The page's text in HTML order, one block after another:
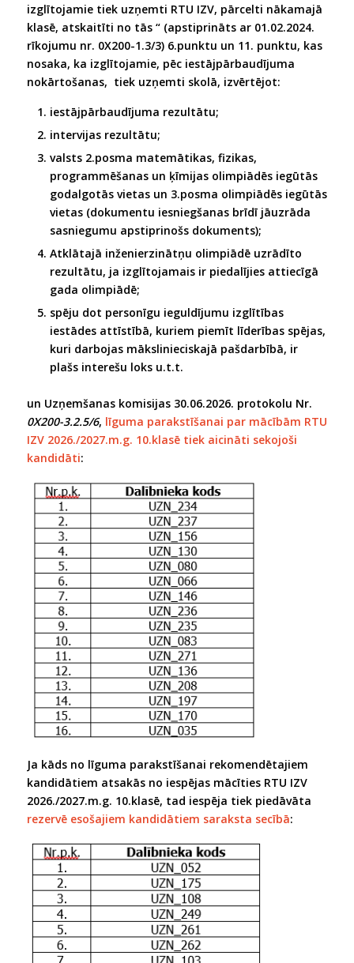
izglītojamie tiek uzņemti RTU IZV, pārcelti nākamajā
klasē, atskaitīti no tās “ (apstiprināts ar 01.02.2024.
rīkojumu nr. 0X200-1.3/3) 6.punktu un 11. punktu, kas
nosaka, ka izglītojamie, pēc iestājpārbaudījuma
nokārtošanas, tiek uzņemti skolā, izvērtējot:
iestājpārbaudījuma rezultātu;
intervijas rezultātu;
valsts 2.posma matemātikas, fizikas,
programmēšanas un ķīmijas olimpiādēs iegūtās
godalgotās vietas un 3.posma olimpiādēs iegūtās
vietas (dokumentu iesniegšanas brīdī jāuzrāda
sasniegumu apstiprinošs dokuments);
Atklātajā inženierzinātņu olimpiādē uzrādīto
rezultātu, ja izglītojamais ir piedalījies attiecīgā
gada olimpiādē;
spēju dot personīgu ieguldījumu izglītības
iestādes attīstībā, kuriem piemīt līderības spējas,
kuri darbojas mākslinieciskajā pašdarbībā, ir
plašs interešu loks u.t.t.
un Uzņemšanas komisijas 30.06.2026. protokolu Nr.
0X200-3.2.5/6, līguma parakstīšanai par mācībām RTU
IZV 2026./2027.m.g. 10.klasē tiek aicināti sekojoši
kandidāti:
Ja kāds no līguma parakstīšanai rekomendētajiem
kandidātiem atsakās no iespējas mācīties RTU IZV
2026./2027.m.g. 10.klasē, tad iespēja tiek piedāvāta
rezervē esošajiem kandidātiem saraksta secībā: